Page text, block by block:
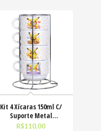
Kit 4 Xícaras 150ml C/
Suporte Metal
Pokémon Pikachu
R$110,00